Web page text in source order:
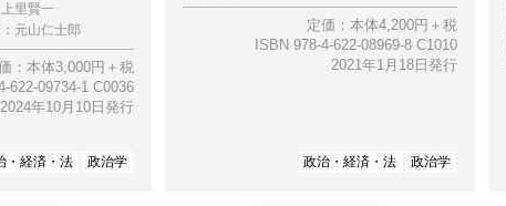
上里賢一
元山仁士郎
：本体3,000円＋税
622-09734-1 C0036
2024年10月10日発行
・経済・法 政治学
定価：本体4,200円＋税
ISBN 978-4-622-08969-8 C1010
2021年1月18日発行
政治・経済・法 政治学